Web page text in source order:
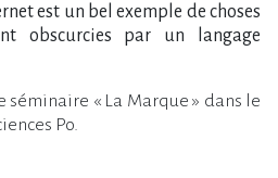
est un bel exemple de choses
obscurcies par un langage
séminaire « La Marque » dans le
Po.